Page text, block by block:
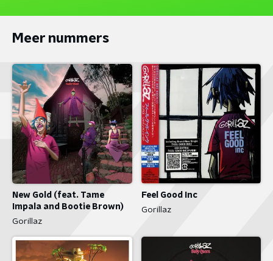
Meer nummers
New Gold (feat. Tame
Impala and Bootie Brown)
Gorillaz
Feel Good Inc
Gorillaz